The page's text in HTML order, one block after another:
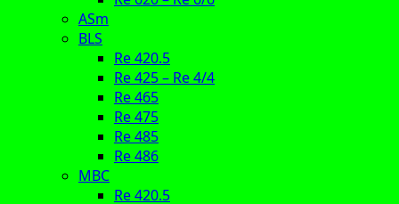
ASm
BLS
Re 420.5
Re 425 – Re 4/4
Re 465
Re 475
Re 485
Re 486
MBC
Re 420.5